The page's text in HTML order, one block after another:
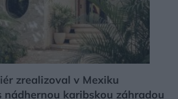
zrealizoval v Mexiku
nádhernou karibskou záhradou